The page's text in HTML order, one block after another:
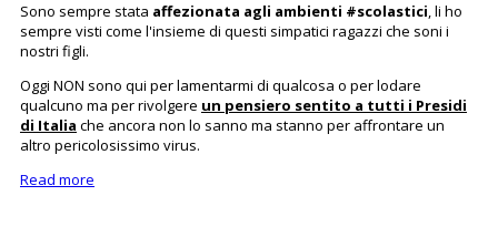
‌Sono sempre stata affezionata agli ambienti #scolastici, li ho
sempre visti come l'insieme di questi simpatici ragazzi che soni i
nostri figli.
Oggi NON sono qui per lamentarmi di qualcosa o per lodare
qualcuno ma per rivolgere un pensiero sentito a tutti i Presidi
di Italia che ancora non lo sanno ma stanno per affrontare un
altro pericolosissimo virus.
Read more